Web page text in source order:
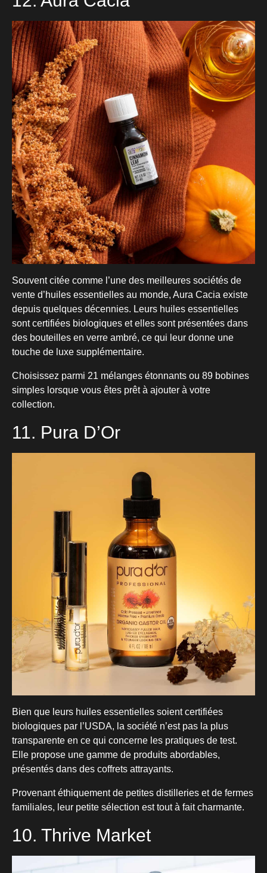
Souvent citée comme l’une des meilleures sociétés de
vente d’huiles essentielles au monde, Aura Cacia existe
depuis quelques décennies. Leurs huiles essentielles
sont certifiées biologiques et elles sont présentées dans
des bouteilles en verre ambré, ce qui leur donne une
touche de luxe supplémentaire.
Choisissez parmi 21 mélanges étonnants ou 89 bobines
simples lorsque vous êtes prêt à ajouter à votre
collection.
11. Pura D’Or
Bien que leurs huiles essentielles soient certifiées
biologiques par l’USDA, la société n’est pas la plus
transparente en ce qui concerne les pratiques de test.
Elle propose une gamme de produits abordables,
présentés dans des coffrets attrayants.
Provenant éthiquement de petites distilleries et de fermes
familiales, leur petite sélection est tout à fait charmante.
10. Thrive Market